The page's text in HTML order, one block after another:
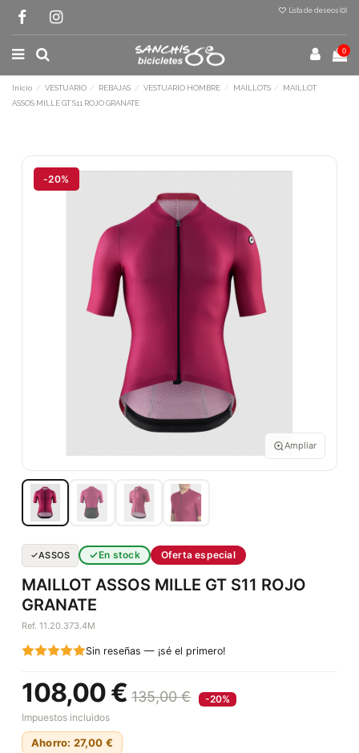
Lista de deseos (0)
0
Inicio VESTUARIO REBAJAS VESTUARIO HOMBRE MAILLOTS
MAILLOT
ASSOS MILLE GT S11 ROJO GRANATE
-20%
Ampliar
ASSOS En stock Oferta especial
MAILLOT ASSOS MILLE GT S11 ROJO
GRANATE
Ref. 11.20.373.4M
Sin reseñas — ¡sé el primero!
108,00 € 135,00 €
-20%
Impuestos incluidos
Ahorro: 27,00 €
Terminal de consulta○ Motor activo -MAILLOT ASSOS MILLE GT
S11 ROJO GRANATE